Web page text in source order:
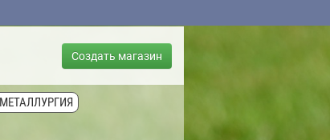
Создать магазин
МЕТАЛЛУРГИЯ